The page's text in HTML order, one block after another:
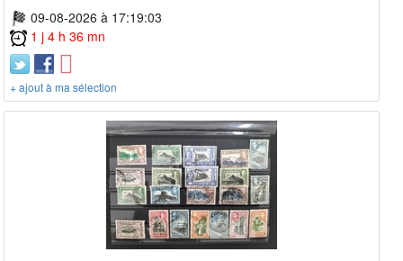
09-08-2026 à 17:19:03
1 j 4 h 36 mn
+ ajout à ma sélection